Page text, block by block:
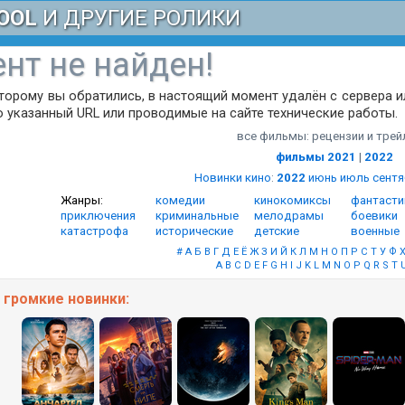
И ДРУГИЕ РОЛИКИ
не найден!
вы обратились, в настоящий момент удалён с сервера
URL или проводимые на сайте технические работы.
все фильмы: рецензии и
фильмы 2021 | 2022
Новинки кино: 2022 июнь июль
Жанры:
комедии кинокомиксы
приключения
криминальные мелодрамы
боевики
катастрофа
исторические детские военные
# А Б В Г Д Е Ё Ж З И Й К Л М Н О П Р С Т У Ф Х
A B C D E F G H I J K L M N O P Q R S T
громкие новинки: